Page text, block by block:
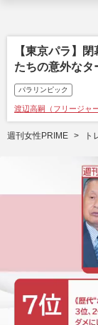
【東京パラ】
たちの意外なタ
パラリンピック
渡辺高嗣（フリージャ
週刊女性PRIME ト